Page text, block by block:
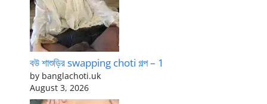
বউ শাশুড়ির swapping choti গল্প – 1
by banglachoti.uk
August 3, 2026